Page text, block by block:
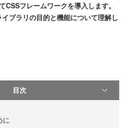
フレームワークを導入します。
ブラリの目的と機能について理解し
目次
に